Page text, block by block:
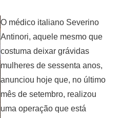
O médico italiano Severino
Antinori, aquele mesmo que
costuma deixar grávidas
mulheres de sessenta anos,
anunciou hoje que, no último
mês de setembro, realizou
uma operação que está